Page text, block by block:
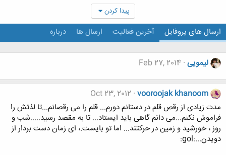
پیدا کردن
ارسال های پروفایل آخرین فعالیت ارسال ها درباره
لیمویی Feb 27, 2014
vooroojak khanoom
Oct 23, 2012
مدت زیادی از رقص قلم در دستانم دورم... قلم را می رقصانم...تا لذتش را
فراموش نکنم...می دانم گاهی باید ایستاد... تا به مقصد رسید.....شب و
روز ، خورشید و زمین در حرکتند... اما تو بایست.، ای زمان دست بردار از
دویدن...:gol: